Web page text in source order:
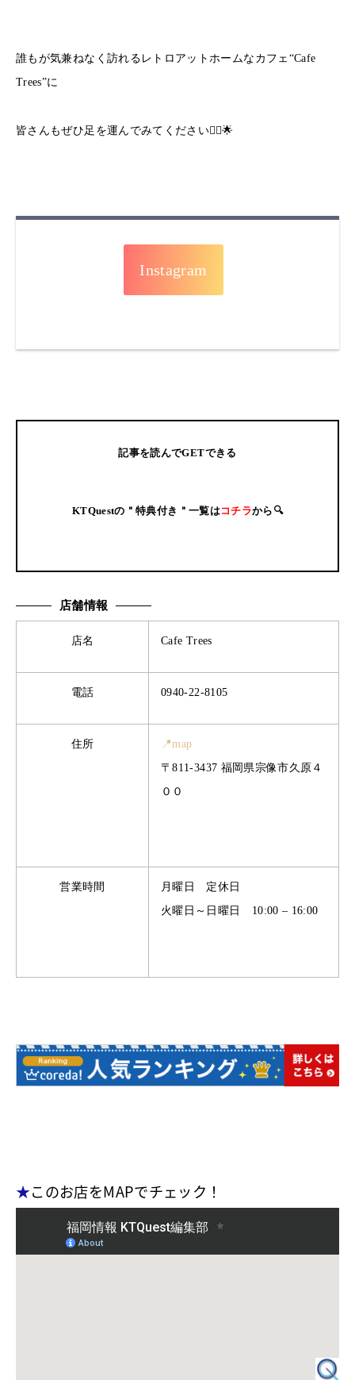
誰もが気兼ねなく訪れるレトロアットホームなカフェ“Cafe
Trees”に
皆さんもぜひ足を運んでみてください🚶‍♀️🌟
Instagram
記事を読んでGETできる
KTQuestの＂特典付き＂一覧はコチラから🔍
店舗情報
店名 Cafe Trees
電話 0940-22-8105
住所
📍map
〒811-3437 福岡県宗像市久原４
００
営業時間
月曜日 定休日
火曜日～日曜日 10:00 – 16:00
★このお店をMAPでチェック！